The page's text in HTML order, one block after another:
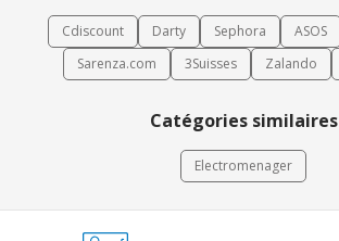
Cdiscount Darty Sephora ASOS
Sarenza.com
3Suisses Zalando
Catégories similaires
Electromenager